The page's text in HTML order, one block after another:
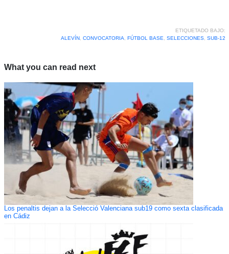
ETIQUETADO BAJO:
ALEVÍN, CONVOCATORIA FÚTBOL BASE SELECCIONES, SUB-12
What you can read next
Los penaltis dejan a la Selecció Valenciana sub19 como sexta clasificada
en Cádiz